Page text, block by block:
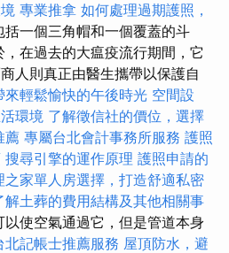
專業推拿 如何處理過期護照，
括一個三角帽和一個覆蓋的斗
在過去的大瘟疫流行期間，它
人則真正由醫生攜帶以保護自
輕鬆愉快的午後時光 空間設
環境 了解徵信社的價位，選擇
薦 專屬台北會計事務所服務 護照
搜尋引擎的運作原理 護照申請的
之家單人房選擇，打造舒適私密
解土葬的費用結構及其他相關事
使空氣通過它，但是管道本身
北記帳士推薦服務 屋頂防水，避